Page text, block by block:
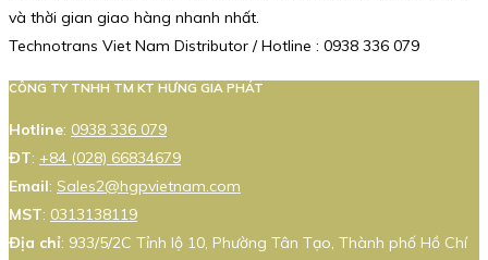
và thời gian giao hàng nhanh nhất.
Technotrans Viet Nam Distributor / Hotline : 0938 336 079
CÔNG TY TNHH TM KT HƯNG GIA PHÁT
Hotline: 0938 336 079
ĐT: +84 (028) 66834679
Email: Sales2@hgpvietnam.com
MST: 0313138119
Địa chỉ: 933/5/2C Tỉnh lộ 10, Phường Tân Tạo, Thành phố Hồ Chí